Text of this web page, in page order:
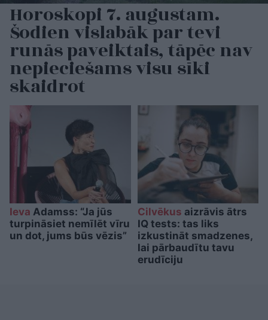
Horoskopi 7. augustam.
Šodien vislabāk par tevi
runās paveiktais, tāpēc nav
nepieciešams visu sīki
skaidrot
Ieva Adamss: “Ja jūs
turpināsiet nemīlēt vīru
un dot, jums būs vēzis”
Cilvēkus aizrāvis ātrs
IQ tests: tas liks
izkustināt smadzenes,
lai pārbaudītu tavu
erudīciju